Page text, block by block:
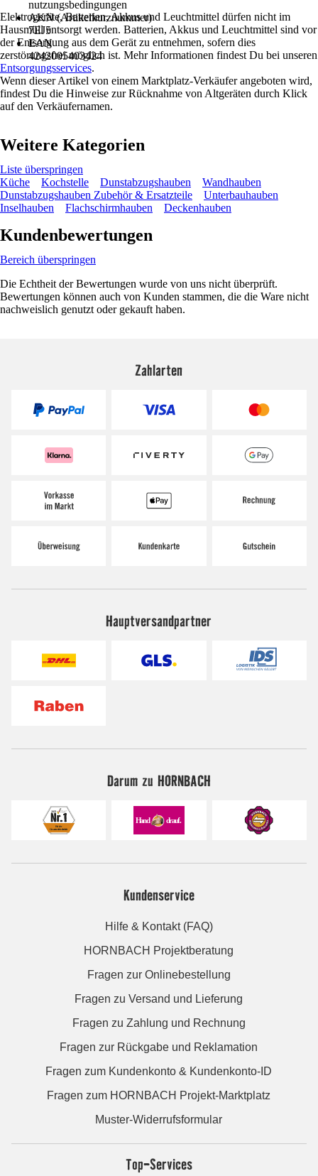
nutzungsbedingungen
AKN (Artikelkurznummer)
7EJ5
EAN
4242005403424
Elektrogeräte, Batterien, Akkus und Leuchtmittel dürfen nicht im
Hausmüll entsorgt werden. Batterien, Akkus und Leuchtmittel sind vor
der Entsorgung aus dem Gerät zu entnehmen, sofern dies
zerstörungsfrei möglich ist. Mehr Informationen findest Du bei unseren
Entsorgungsservices.
Wenn dieser Artikel von einem Marktplatz-Verkäufer angeboten wird,
findest Du die Hinweise zur Rücknahme von Altgeräten durch Klick
auf den Verkäufernamen.
Weitere Kategorien
Liste überspringen
Küche
Kochstelle Dunstabzugshauben
Wandhauben
Dunstabzugshauben Zubehör & Ersatzteile
Unterbauhauben
Inselhauben
Flachschirmhauben Deckenhauben
Kundenbewertungen
Bereich überspringen
Die Echtheit der Bewertungen wurde von uns nicht überprüft.
Bewertungen können auch von Kunden stammen, die die Ware nicht
nachweislich genutzt oder gekauft haben.
Zahlarten
Hauptversandpartner
Darum zu HORNBACH
Kundenservice
Hilfe & Kontakt (FAQ)
HORNBACH Projektberatung
Fragen zur Onlinebestellung
Fragen zu Versand und Lieferung
Fragen zu Zahlung und Rechnung
Fragen zur Rückgabe und Reklamation
Fragen zum Kundenkonto & Kundenkonto-ID
Fragen zum HORNBACH Projekt-Marktplatz
Muster-Widerrufsformular
Top-Services